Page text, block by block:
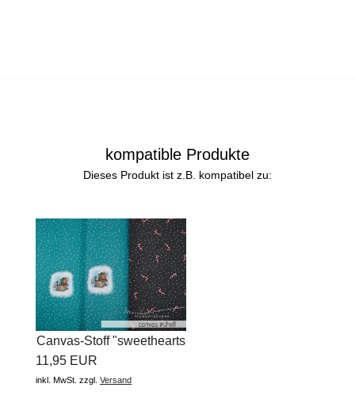
kompatible Produkte
Dieses Produkt ist z.B. kompatibel zu:
Canvas-Stoff "sweethearts
winter...
11,95 EUR
inkl. MwSt. zzgl. Versand